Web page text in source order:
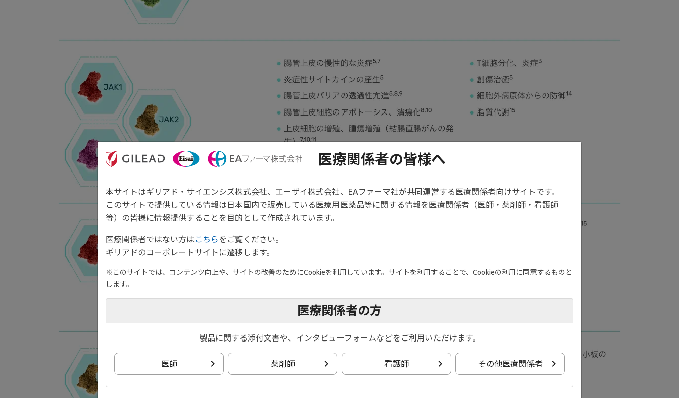
医療関係者の皆様へ
本サイトはギリアド・サイエンシズ株式会社、エーザイ株式会社、EAファーマ社が共同運営する医療関係者向けサイトです。
このサイトで提供している情報は日本国内で販売している医療用医薬品等に関する情報を医療関係者（医師・薬剤師・看護師
等）の皆様に情報提供することを目的として作成されています。
医療関係者ではない方はこちら をご覧ください。
ギリアドのコーポレートサイトに遷移します。
※このサイトでは、コンテンツ向上や、サイトの改善のためにCookieを利用しています。サイトを利用することで、Cookieの利用に同意するものと
します。
医療関係者の方
製品に関する添付文書や、インタビューフォームなどをご利用いただけます。
医師 薬剤師 看護師 その他医療関係者